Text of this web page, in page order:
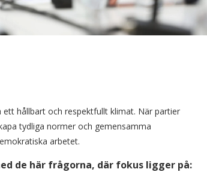
hållbart och respektfullt klimat. När partier
tydliga normer och gemensamma
arbetet.
de här frågorna, där fokus ligger på: